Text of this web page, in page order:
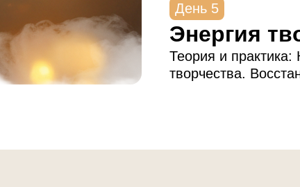
День 5
Энергия
Теория и практика:
творчества.